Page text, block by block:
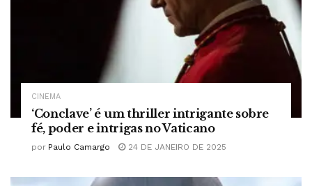
CINEMA
‘Conclave’ é um thriller intrigante sobre
fé, poder e intrigas no Vaticano
por Paulo Camargo 24 DE JANEIRO DE 2025